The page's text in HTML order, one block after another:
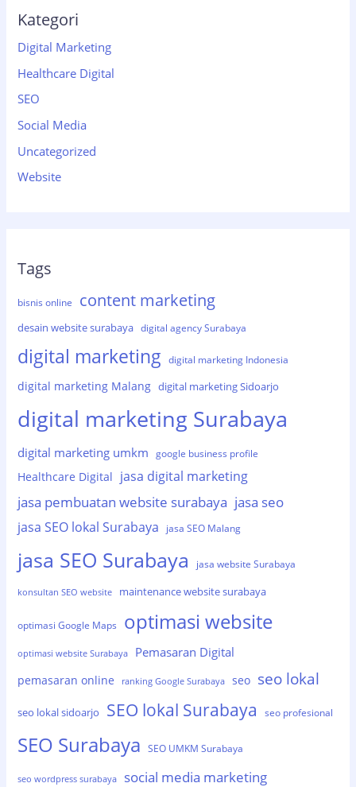
Kategori
Digital Marketing
Healthcare Digital
SEO
Social Media
Uncategorized
Website
Tags
bisnis online content marketing
desain website surabaya digital agency Surabaya
digital marketing digital marketing Indonesia
digital marketing Malang digital marketing Sidoarjo
digital marketing Surabaya
digital marketing umkm google business profile
Healthcare Digital jasa digital marketing
jasa pembuatan website surabaya jasa seo
jasa SEO lokal Surabaya jasa SEO Malang
jasa SEO Surabaya jasa website Surabaya
konsultan SEO website maintenance website surabaya
optimasi Google Maps optimasi website
optimasi website Surabaya Pemasaran Digital
pemasaran online ranking Google Surabaya seo seo lokal
seo lokal sidoarjo SEO lokal Surabaya seo profesional
SEO Surabaya SEO UMKM Surabaya
seo wordpress surabaya social media marketing